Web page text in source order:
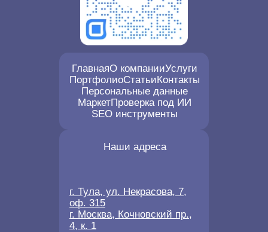
ГлавнаяО компанииУслуги
ПортфолиоСтатьиКонтакты
Персональные данные
МаркетПроверка под ИИ
SEO инструменты
Наши адреса
г. Тула, ул. Некрасова, 7,
оф. 315
г. Москва, Кочновский пр.,
4, к. 1